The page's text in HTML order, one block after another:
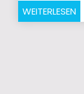
WEITERLESEN